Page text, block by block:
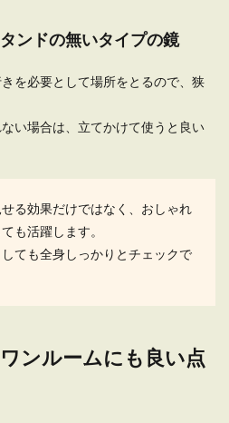
ンドの無いタイプの鏡
を必要として場所をとるので、狭
い場合は、立てかけて使うと良い
る効果だけではなく、おしゃれ
も活躍します。
ても全身しっかりとチェックで
ンルームにも良い点